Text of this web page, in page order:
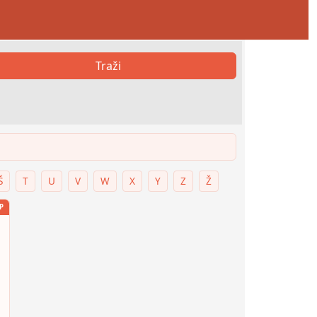
Traži
T U V W X Y Z Ž